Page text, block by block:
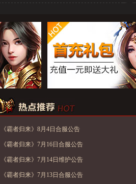
《霸者归来》8月4日合服公告
《霸者归来》7月16日合服公告
《霸者归来》7月14日维护公告
《霸者归来》7月13日合服公告